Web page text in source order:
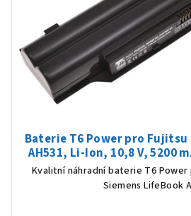
Baterie T6 Power pro
AH531, Li-Ion, 10,8 V, 5200
Kvalitní náhradní baterie T6
Siemens LifeBook